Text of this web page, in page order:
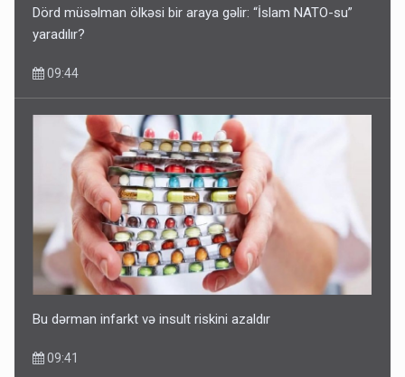
Dörd müsəlman ölkəsi bir araya gəlir: “İslam NATO-su”
yaradılır?
09:44
Bu dərman infarkt və insult riskini azaldır
09:41